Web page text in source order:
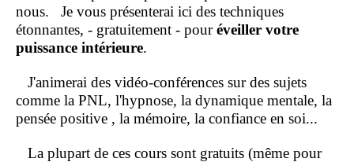
nous. Je vous présenterai ici des techniques
étonnantes, - gratuitement - pouréveiller votre
puissance intérieure.
J'animerai des vidéo-conférences sur des sujets
comme la PNL, l'hypnose, la dynamique mentale, la
pensée positive , la mémoire, la confiance en soi...
La plupart de ces cours sont gratuits (même pour